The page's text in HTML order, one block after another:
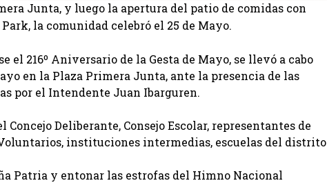
Junta, y luego la apertura del patio de comidas con
la comunidad celebró el 25 de Mayo.
el 216º Aniversario de la Gesta de Mayo, se llevó a cabo
en la Plaza Primera Junta, ante la presencia de las
por el Intendente Juan Ibarguren.
Deliberante, Consejo Escolar, representantes de
instituciones intermedias, escuelas del distrito
Patria y entonar las estrofas del Himno Nacional